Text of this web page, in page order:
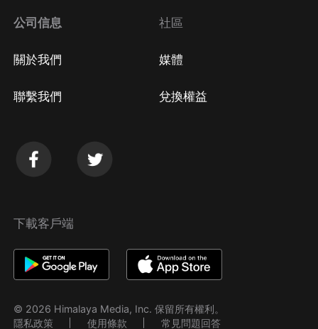
公司信息
關於我們
聯繫我們
社區
媒體
兌換權益
下載客戶端
© 2026 Himalaya Media, Inc. 保留所有權利。
隱私政策
使用條款 常見問題回答